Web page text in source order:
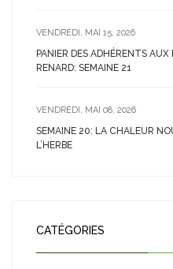
VENDREDI, MAI 15, 2026
PANIER DES ADHÉRENTS
RENARD: SEMAINE 21
VENDREDI, MAI 08, 2026
SEMAINE 20: LA CHALEUR
L’HERBE
CATÉGORIES